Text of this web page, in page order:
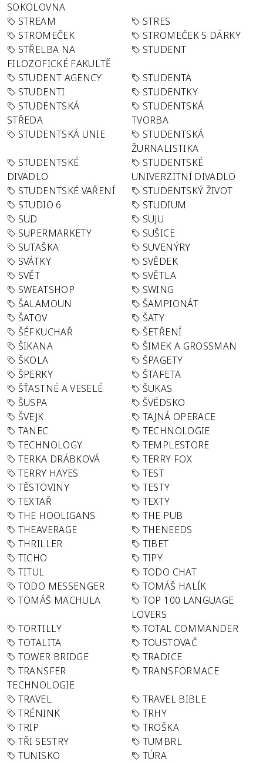
SOKOLOVNA
STREAM
STRES
STROMEČEK
STROMEČEK S DÁRKY
STŘELBA NA
FILOZOFICKÉ FAKULTĚ
STUDENT
STUDENT AGENCY
STUDENTA
STUDENTI
STUDENTKY
STUDENTSKÁ
STŘEDA
STUDENTSKÁ
TVORBA
STUDENTSKÁ UNIE
STUDENTSKÁ
ŽURNALISTIKA
STUDENTSKÉ
DIVADLO
STUDENTSKÉ
UNIVERZITNÍ DIVADLO
STUDENTSKÉ VAŘENÍ
STUDENTSKÝ ŽIVOT
STUDIO 6
STUDIUM
SUD
SUJU
SUPERMARKETY
SUŠICE
SUTAŠKA
SUVENÝRY
SVÁTKY
SVĚDEK
SVĚT
SVĚTLA
SWEATSHOP
SWING
ŠALAMOUN
ŠAMPIONÁT
ŠATOV
ŠATY
ŠÉFKUCHAŘ
ŠETŘENÍ
ŠIKANA
ŠIMEK A GROSSMAN
ŠKOLA
ŠPAGETY
ŠPERKY
ŠTAFETA
ŠŤASTNÉ A VESELÉ
ŠUKAS
ŠUSPA
ŠVÉDSKO
ŠVEJK
TAJNÁ OPERACE
TANEC
TECHNOLOGIE
TECHNOLOGY
TEMPLESTORE
TERKA DRÁBKOVÁ
TERRY FOX
TERRY HAYES
TEST
TĚSTOVINY
TESTY
TEXTAŘ
TEXTY
THE HOOLIGANS
THE PUB
THEAVERAGE
THENEEDS
THRILLER
TIBET
TICHO
TIPY
TITUL
TODO CHAT
TODO MESSENGER
TOMÁŠ HALÍK
TOMÁŠ MACHULA
TOP 100 LANGUAGE
LOVERS
TORTILLY
TOTAL COMMANDER
TOTALITA
TOUSTOVAČ
TOWER BRIDGE
TRADICE
TRANSFER
TECHNOLOGIE
TRANSFORMACE
TRAVEL
TRAVEL BIBLE
TRÉNINK
TRHY
TRIP
TROŠKA
TŘI SESTRY
TUMBRL
TUNISKO
TÚRA